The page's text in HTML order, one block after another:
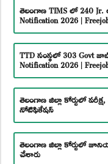
తెలంగాణ TIMS లో 240 Jr.
Notification 2026 |
TTD సంస్థలో 303 Govt
Notification 2026 |
తెలంగాణ జిల్లా కోర్టులో
నోటిఫికేషన్
తెలంగాణ జిల్లా కోర్టులో
చేశారు